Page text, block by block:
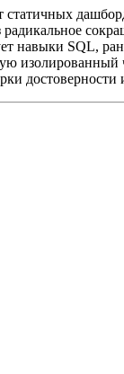
статичных
навыки SQL,
изолированный